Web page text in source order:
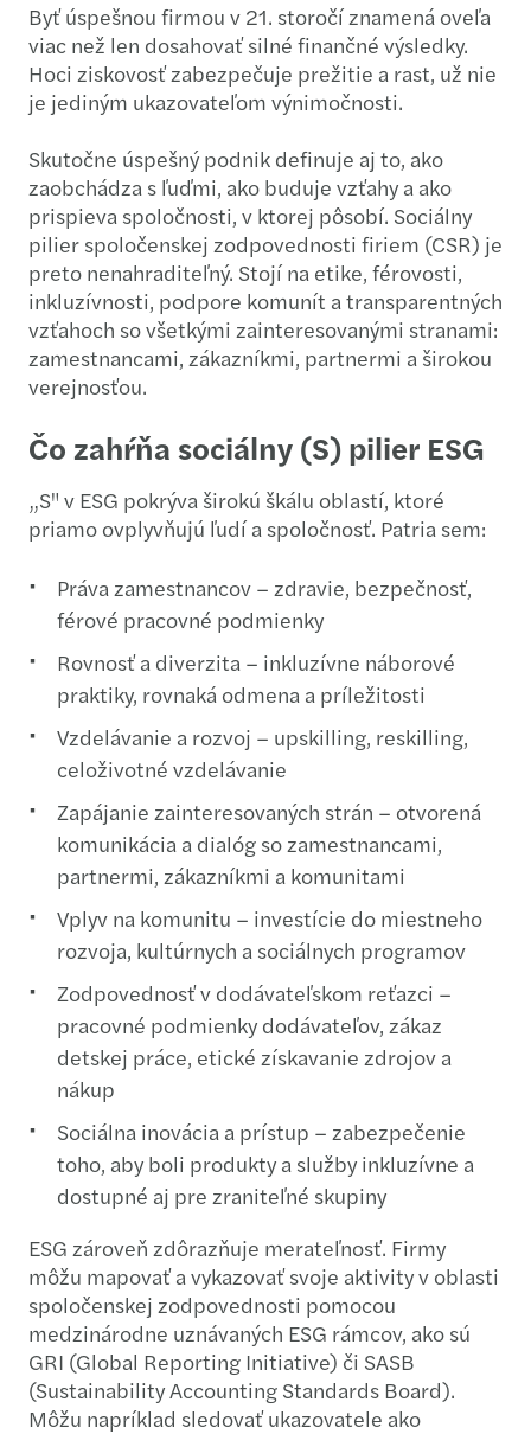
Byť úspešnou firmou v 21. storočí znamená oveľa
viac než len dosahovať silné finančné výsledky.
Hoci ziskovosť zabezpečuje prežitie a rast, už nie
je jediným ukazovateľom výnimočnosti.
Skutočne úspešný podnik definuje aj to, ako
zaobchádza s ľuďmi, ako buduje vzťahy a ako
prispieva spoločnosti, v ktorej pôsobí. Sociálny
pilier spoločenskej zodpovednosti firiem (CSR) je
preto nenahraditeľný. Stojí na etike, férovosti,
inkluzívnosti, podpore komunít a transparentných
vzťahoch so všetkými zainteresovanými stranami:
zamestnancami, zákazníkmi, partnermi a širokou
verejnosťou.
Čo zahŕňa sociálny (S) pilier ESG
„S" v ESG pokrýva širokú škálu oblastí, ktoré
priamo ovplyvňujú ľudí a spoločnosť. Patria sem:
Práva zamestnancov – zdravie, bezpečnosť,
férové pracovné podmienky
Rovnosť a diverzita – inkluzívne náborové
praktiky, rovnaká odmena a príležitosti
Vzdelávanie a rozvoj – upskilling, reskilling,
celoživotné vzdelávanie
Zapájanie zainteresovaných strán – otvorená
komunikácia a dialóg so zamestnancami,
partnermi, zákazníkmi a komunitami
Vplyv na komunitu – investície do miestneho
rozvoja, kultúrnych a sociálnych programov
Zodpovednosť v dodávateľskom reťazci –
pracovné podmienky dodávateľov, zákaz
detskej práce, etické získavanie zdrojov a
nákup
Sociálna inovácia a prístup – zabezpečenie
toho, aby boli produkty a služby inkluzívne a
dostupné aj pre zraniteľné skupiny
ESG zároveň zdôrazňuje merateľnosť. Firmy
môžu mapovať a vykazovať svoje aktivity v oblasti
spoločenskej zodpovednosti pomocou
medzinárodne uznávaných ESG rámcov, ako sú
GRI (Global Reporting Initiative) či SASB
(Sustainability Accounting Standards Board).
Môžu napríklad sledovať ukazovatele ako